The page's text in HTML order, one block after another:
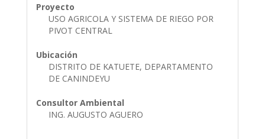
Proyecto
USO AGRICOLA Y SISTEMA DE RIEGO POR
PIVOT CENTRAL
Ubicación
DISTRITO DE KATUETE, DEPARTAMENTO
DE CANINDEYU
Consultor Ambiental
ING. AUGUSTO AGUERO